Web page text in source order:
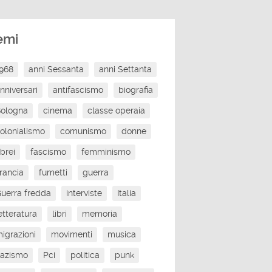
anni Sessanta anni Settanta
antifascismo biografia
cinema classe operaia
comunismo donne
fascismo femminismo
fumetti guerra
fredda interviste Italia
libri memoria
movimenti musica
Pci politica punk